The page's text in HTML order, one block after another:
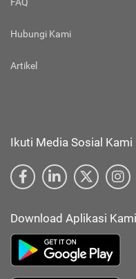
Hubungi Kami
Artikel
Ikuti Media Sosial Kami
Download Aplikasi Kami